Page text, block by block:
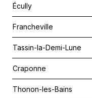
Écully
Francheville
Tassin-la-Demi-Lune
Craponne
Thonon-les-Bains